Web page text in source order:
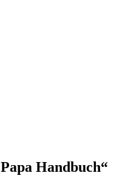
Handbuch“